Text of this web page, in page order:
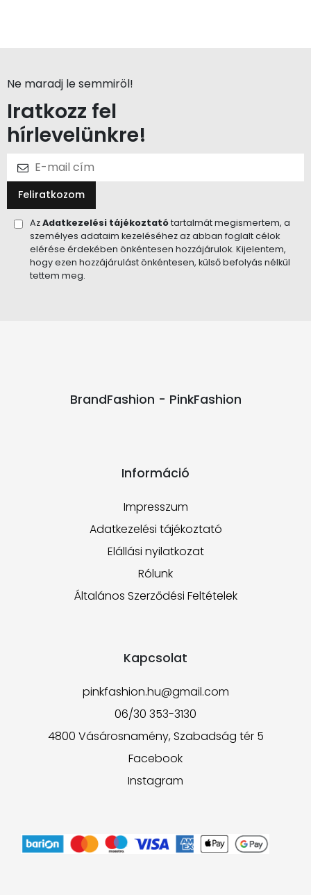
Ne maradj le semmiröl!
Iratkozz fel
hírlevelünkre!
Feliratkozom
AzAdatkezelési tájékoztatótartalmát megismertem, a
személyes adataim kezeléséhez az abban foglalt célok
elérése érdekében önkéntesen hozzájárulok. Kijelentem,
hogy ezen hozzájárulást önkéntesen, külső befolyás nélkül
tettem meg.
BrandFashion - PinkFashion
Információ
Impresszum
Adatkezelési tájékoztató
Elállási nyilatkozat
Rólunk
Általános Szerződési Feltételek
Kapcsolat
pinkfashion.hu@gmail.com
06/30 353-3130
4800 Vásárosnamény, Szabadság tér 5
Facebook
Instagram